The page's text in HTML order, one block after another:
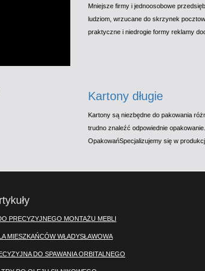
Mniejsze firmy i jednoosobowe
ludziom, wrzucane do skrzynek
praktyczne i niedrogie formy reklamy
Kartony długie
Kartony są niezbędne do pakowania
trudno znaleźć odpowiednie
OpakowańSpecjalizujemy się w
PRECYZYJNEGO MONTAŻU MEBLI
MIESZKAŃCÓW WŁADYSŁAWOWA
DO SPAWANIA ORBITALNEGO